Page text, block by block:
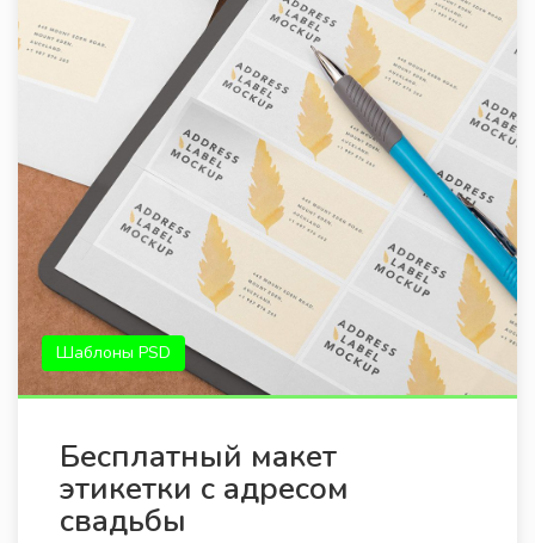
Шаблоны PSD
Бесплатный макет
этикетки с адресом
свадьбы